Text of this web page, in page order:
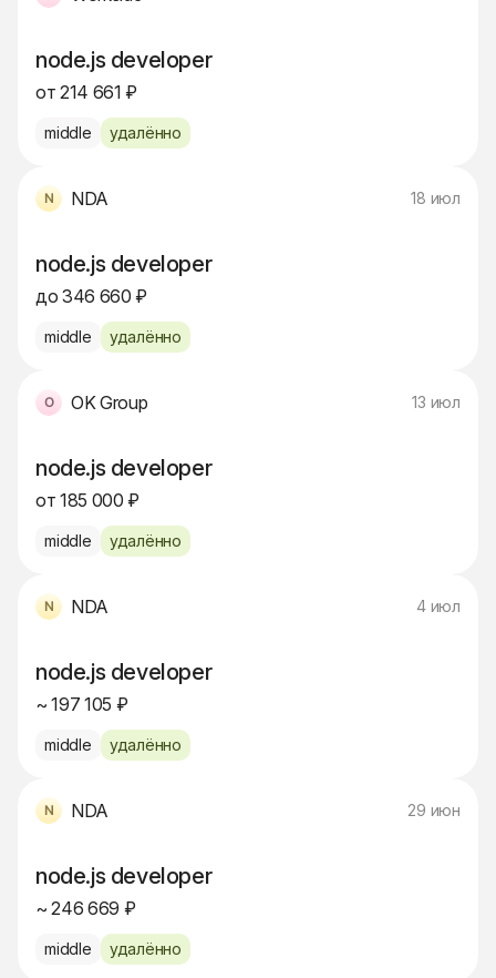
node.js developer
от 214 661 ₽
middle удалённо
NDA 18 июл
node.js developer
до 346 660 ₽
middle удалённо
OK Group 13 июл
node.js developer
от 185 000 ₽
middle удалённо
NDA 4 июл
node.js developer
~ 197 105 ₽
middle удалённо
NDA 29 июн
node.js developer
~ 246 669 ₽
middle удалённо